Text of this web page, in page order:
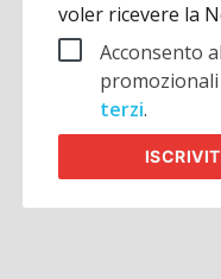
voler ricevere la
Acconsento
terzi.